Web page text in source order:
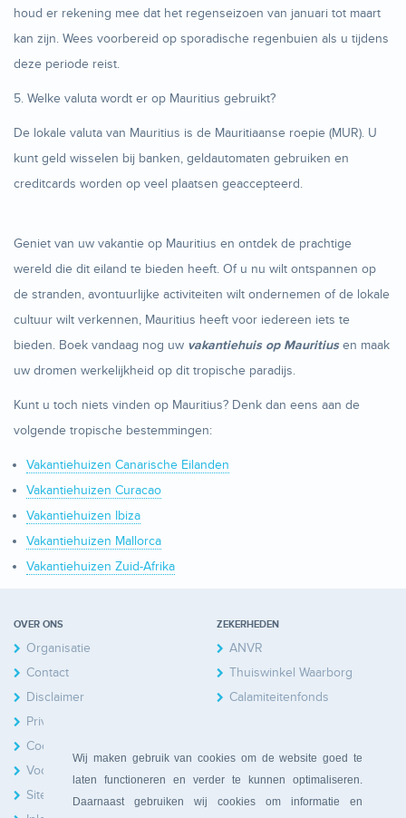
Wij maken gebruik van cookies om de website goed te
laten functioneren en verder te kunnen optimaliseren.
Daarnaast gebruiken wij cookies om informatie en
houd er rekening mee dat het regenseizoen van januari tot maart
kan zijn. Wees voorbereid op sporadische regenbuien als u tijdens
deze periode reist.
5. Welke valuta wordt er op Mauritius gebruikt?
De lokale valuta van Mauritius is de Mauritiaanse roepie (MUR). U
kunt geld wisselen bij banken, geldautomaten gebruiken en
creditcards worden op veel plaatsen geaccepteerd.
Geniet van uw vakantie op Mauritius en ontdek de prachtige
wereld die dit eiland te bieden heeft. Of u nu wilt ontspannen op
de stranden, avontuurlijke activiteiten wilt ondernemen of de lokale
cultuur wilt verkennen, Mauritius heeft voor iedereen iets te
bieden. Boek vandaag nog uw vakantiehuis op Mauritiusen maak
uw dromen werkelijkheid op dit tropische paradijs.
Kunt u toch niets vinden op Mauritius? Denk dan eens aan de
volgende tropische bestemmingen:
Vakantiehuizen Canarische Eilanden
Vakantiehuizen Curacao
Vakantiehuizen Ibiza
Vakantiehuizen Mallorca
Vakantiehuizen Zuid-Afrika
OVER ONS
Organisatie
Contact
Disclaimer
Privacy
Cookies
Voorwaarden
Sitemap
ZEKERHEDEN
ANVR
Thuiswinkel Waarborg
Calamiteitenfonds